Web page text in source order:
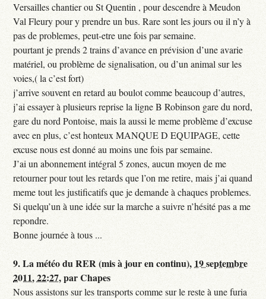
Versailles chantier ou St Quentin , pour descendre à Meudon
Val Fleury pour y prendre un bus. Rare sont les jours ou il n’y à
pas de problemes, peut-etre une fois par semaine.
pourtant je prends 2 trains d’avance en prévision d’une avarie
matériel, ou problème de signalisation, ou d’un animal sur les
voies,( la c’est fort)
j’arrive souvent en retard au boulot comme beaucoup d’autres,
j’ai essayer à plusieurs reprise la ligne B Robinson gare du nord,
gare du nord Pontoise, mais la aussi le meme problème d’excuse
avec en plus, c’est honteux MANQUE D EQUIPAGE, cette
excuse nous est donné au moins une fois par semaine.
J’ai un abonnement intégral 5 zones, aucun moyen de me
retourner pour tout les retards que l’on me retire, mais j’ai quand
meme tout les justificatifs que je demande à chaques problemes.
Si quelqu’un à une idée sur la marche a suivre n’hésité pas a me
repondre.
Bonne journée à tous ...
9.La météo du RER (mis à jour en continu), 19 septembre
2011, 22:27,parChapes
Nous assistons sur les transports comme sur le reste à une furia